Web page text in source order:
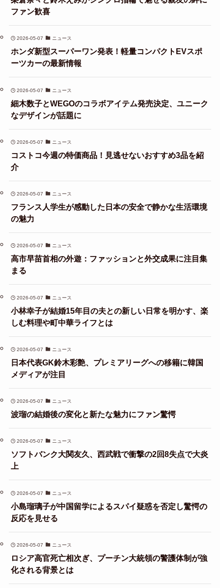
ファン歓喜
2026-05-07 ニュース
ホンダ新型スーパーワン発表！軽量コンパクトEVスポ
ーツカーの最新情報
2026-05-07 ニュース
細木数子とWEGOのコラボアイテム発売決定、ユニーク
なデザインが話題に
2026-05-07 ニュース
コストコ今週の特価商品！見逃せないおすすめ3品を紹
介
2026-05-07 ニュース
フランス人学生が感動した日本の安全で静かな生活環境
の魅力
2026-05-07 ニュース
高市早苗首相の外遊：ファッションと外交成果に注目集
まる
2026-05-07 ニュース
小林幸子が結婚15年目の夫との新しい日常を明かす、楽
しむ料理や町中華ライフとは
2026-05-07 ニュース
日本代表GK鈴木彩艶、プレミアリーグへの移籍に韓国
メディアが注目
2026-05-07 ニュース
波瑠の結婚後の変化と新たな魅力にファン驚愕
2026-05-07 ニュース
ソフトバンク大関友久、西武戦で衝撃の2回8失点で大炎
上
2026-05-07 ニュース
小島瑠璃子が中国留学によるスパイ疑惑を否定し驚愕の
反応を見せる
2026-05-07 ニュース
ロシア高官死亡相次ぎ、プーチン大統領の警護体制が強
化される背景とは